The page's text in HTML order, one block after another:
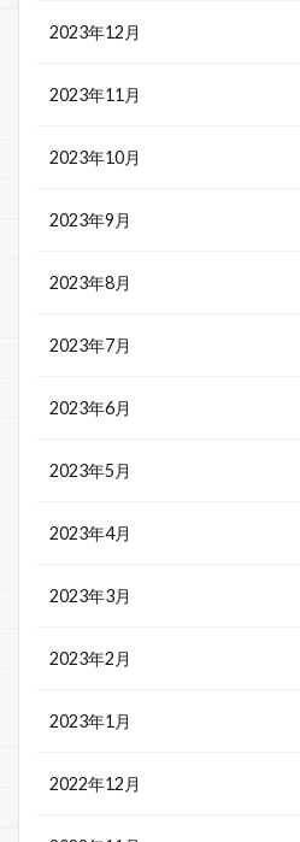
2023年12月
2023年11月
2023年10月
2023年9月
2023年8月
2023年7月
2023年6月
2023年5月
2023年4月
2023年3月
2023年2月
2023年1月
2022年12月